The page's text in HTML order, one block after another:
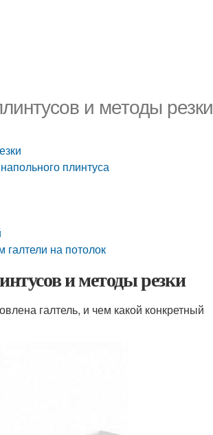
и методы резки
плинтуса
на потолок
и методы резки
галтель, и чем какой конкретный